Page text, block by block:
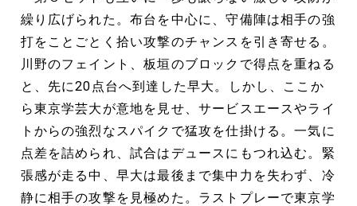
繰り広げられた。布台を中心に、守備陣は相手の強
打をことごとく拾い攻撃のチャンスを引き寄せる。
川野のフェイント、板垣のブロックで得点を重ねる
と、先に20点台へ到達した早大。しかし、ここか
ら東京学芸大が意地を見せ、サービスエースやライ
トからの強烈なスパイクで猛攻を仕掛ける。一気に
点差を詰められ、試合はデュースにもつれ込む。緊
張感が走る中、早大は最後まで集中力を失わず、冷
静に相手の攻撃を見極めた。ラストプレーで東京学